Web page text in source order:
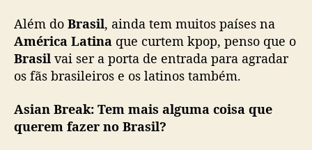
Além do Brasil, ainda tem muitos países na
América Latina que curtem kpop, penso que o
Brasil vai ser a porta de entrada para agradar
os fãs brasileiros e os latinos também.
Asian Break: Tem mais alguma coisa que
querem fazer no Brasil?